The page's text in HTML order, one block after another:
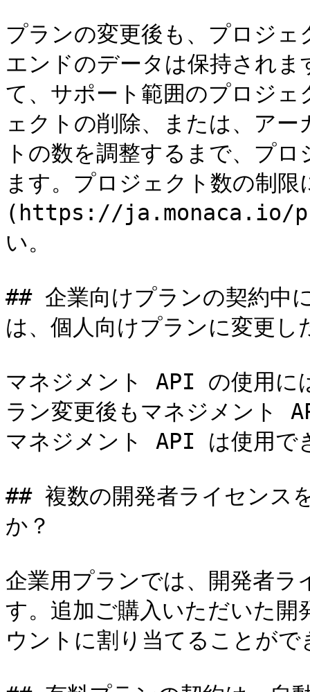
プランの変更後も、プロジ
エンドのデータは保持され
て、サポート範囲のプロジ
ェクトの削除、または、ア
トの数を調整するまで、プ
ます。プロジェクト数の制
(https://ja.monaca.io/
い。
## 企業向けプランの契約中
は、個人向けプランに変更
マネジメント API の使用に
ラン変更後もマネジメント
マネジメント API は使用で
## 複数の開発者ライセンス
か？
企業用プランでは、開発者
す。追加ご購入いただいた
ウントに割り当てることがで